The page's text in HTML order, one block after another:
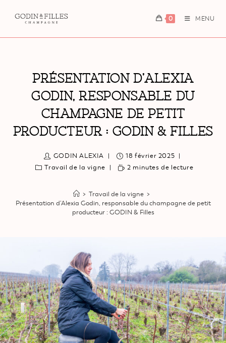
0 MENU
Présentation D’Alexia
Godin, Responsable Du
Champagne De Petit
Producteur : GODIN & Filles
GODIN ALEXIA
18 février 2025
Travail de la vigne
2 minutes de lecture
> Travail de la vigne >
Présentation d’Alexia Godin, responsable du champagne de petit
producteur : GODIN & Filles